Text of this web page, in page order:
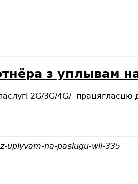
з уплывам
2G/3G/4G/ працягласцю
uplyvam-na-paslugu-wll-335